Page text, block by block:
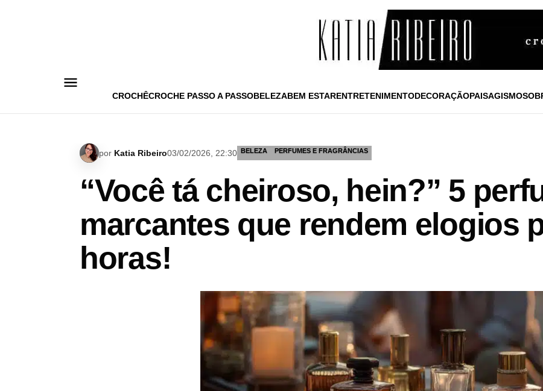
CROCHÊCROCHE PASSO A PASSOBELEZABEM ESTARENTRETENIMENTODECORAÇÃOPAISAGISMO
por Katia Ribeiro03/02/2026, 22:30 BELEZA PERFUMES E FRAGRÂNCIAS
“Você tá cheiroso, hein?” 5
marcantes que rendem elogios
horas!